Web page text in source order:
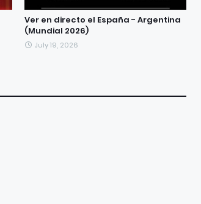
Ver en directo el España - Argentina
(Mundial 2026)
July 19, 2026